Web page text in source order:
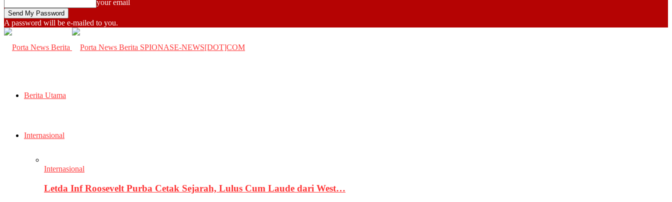
your email
A password will be e-mailed to you.
SPIONASE-NEWS[DOT]COM
Berita Utama
Internasional
Internasional
Letda Inf Roosevelt Purba Cetak Sejarah, Lulus Cum Laude dari West…